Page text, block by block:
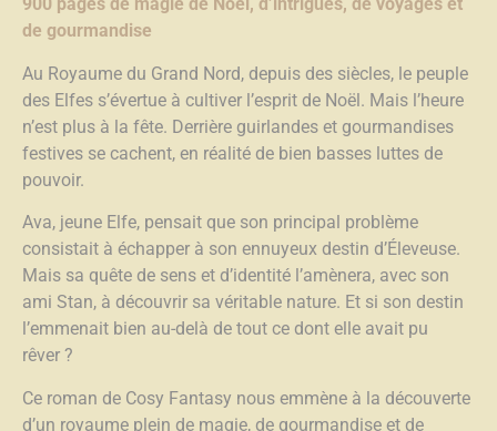
900 pages de magie de Noël, d’intrigues, de voyages et
de gourmandise
Au Royaume du Grand Nord, depuis des siècles, le peuple
des Elfes s’évertue à cultiver l’esprit de Noël. Mais l’heure
n’est plus à la fête. Derrière guirlandes et gourmandises
festives se cachent, en réalité de bien basses luttes de
pouvoir.
Ava, jeune Elfe, pensait que son principal problème
consistait à échapper à son ennuyeux destin d’Éleveuse.
Mais sa quête de sens et d’identité l’amènera, avec son
ami Stan, à découvrir sa véritable nature. Et si son destin
l’emmenait bien au-delà de tout ce dont elle avait pu
rêver ?
Ce roman de Cosy Fantasy nous emmène à la découverte
d’un royaume plein de magie, de gourmandise et de